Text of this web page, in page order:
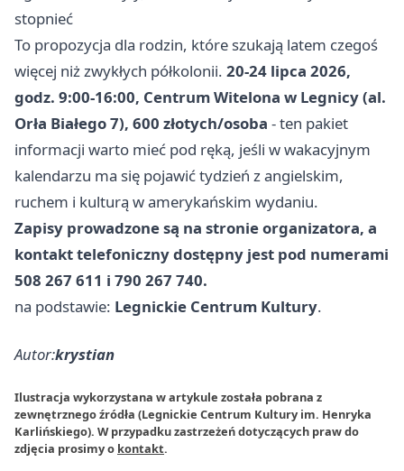
stopnieć
To propozycja dla rodzin, które szukają latem czegoś
więcej niż zwykłych półkolonii. 20-24 lipca 2026,
godz. 9:00-16:00, Centrum Witelona w Legnicy (al.
Orła Białego 7), 600 złotych/osoba - ten pakiet
informacji warto mieć pod ręką, jeśli w wakacyjnym
kalendarzu ma się pojawić tydzień z angielskim,
ruchem i kulturą w amerykańskim wydaniu.
Zapisy prowadzone są na stronie organizatora, a
kontakt telefoniczny dostępny jest pod numerami
508 267 611 i 790 267 740.
na podstawie: Legnickie Centrum Kultury.
Autor:krystian
Ilustracja wykorzystana w artykule została pobrana z
zewnętrznego źródła (Legnickie Centrum Kultury im. Henryka
Karlińskiego). W przypadku zastrzeżeń dotyczących praw do
zdjęcia prosimy o kontakt.